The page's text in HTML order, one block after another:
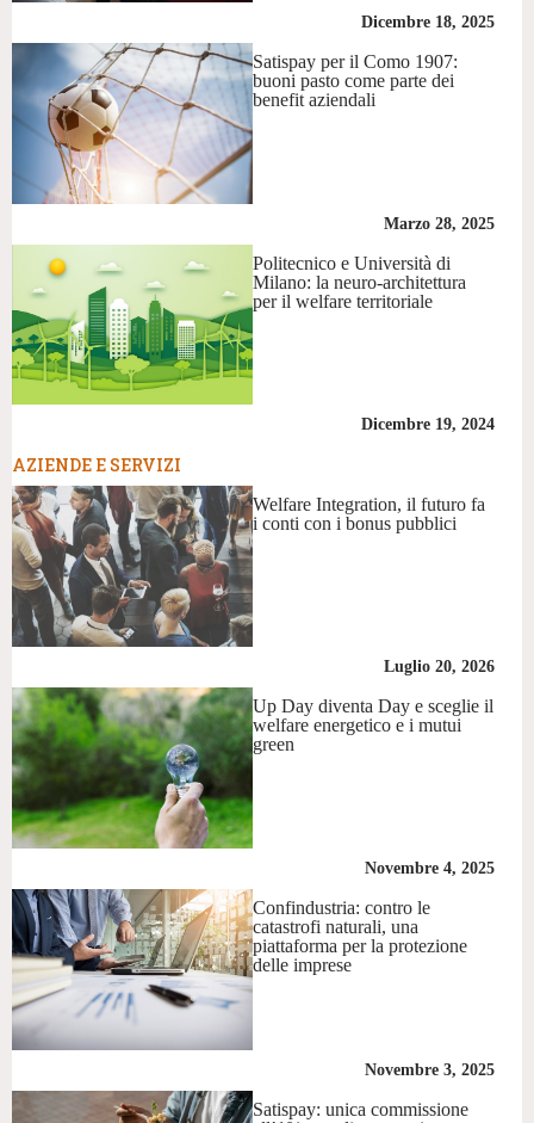
Dicembre 18, 2025
Satispay per il Como 1907:
buoni pasto come parte dei
benefit aziendali
Marzo 28, 2025
Politecnico e Università di
Milano: la neuro-architettura
per il welfare territoriale
Dicembre 19, 2024
AZIENDE E SERVIZI
Welfare Integration, il futuro fa
i conti con i bonus pubblici
Luglio 20, 2026
Up Day diventa Day e sceglie il
welfare energetico e i mutui
green
Novembre 4, 2025
Confindustria: contro le
catastrofi naturali, una
piattaforma per la protezione
delle imprese
Novembre 3, 2025
Satispay: unica commissione